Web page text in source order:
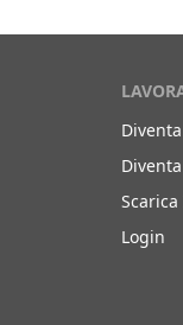
Login